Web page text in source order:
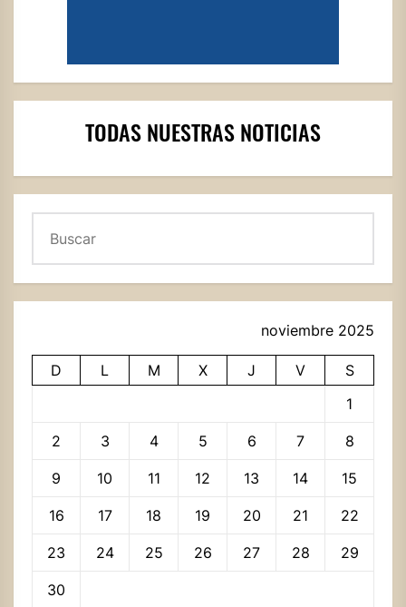
TODAS NUESTRAS NOTICIAS
noviembre 2025
D L M X J V
S
1
2 3 4 5 6 7 8
9 10 11 12 13 14 15
16 17 18 19 20 21 22
23 24 25 26 27 28 29
30